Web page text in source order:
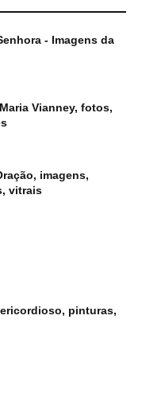
- Imagens da
Vianney, fotos,
imagens,
vitrais
pinturas,